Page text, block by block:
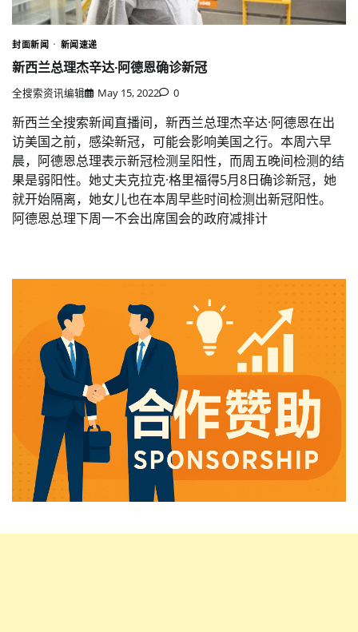
封面新闻 新闻速递
新西兰总理杰辛达·阿德恩确诊新冠
全搜索资讯编辑 May 15, 2022 0
新西兰全搜索新闻直播间，新西兰总理杰辛达·阿德恩在出
访美国之前，感染新冠，可能会影响美国之行。本周六早
晨，阿德恩总理表示新冠检测呈阳性，而周五晚间检测的结
果是弱阳性。她丈夫克拉克·格里福得5月8日确诊新冠，她
就开始隔离，她女儿也在本周早些时间检测出新冠阳性。
阿德恩总理下周一不会出席国会的政府减排计